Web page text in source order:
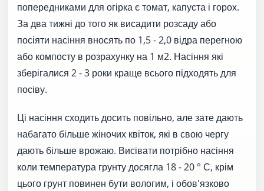
попередниками для огірка є томат, капуста і горох.
За два тижні до того як висадити розсаду або
посіяти насіння вносять по 1,5 - 2,0 відра перегною
або компосту в розрахунку на 1 м2. Насіння які
зберігалися 2 - 3 роки краще всього підходять для
посіву.
Ці насіння сходить досить повільно, але зате дають
набагато більше жіночих квіток, які в свою чергу
дають більше врожаю. Висівати потрібно насіння
коли температура грунту досягла 18 - 20 ° С, крім
цього грунт повинен бути вологим, і обов'язково